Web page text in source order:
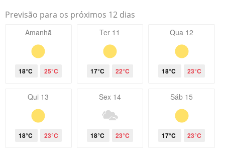
Previsão para os próximos 12 dias
Amanhã
18°C 25°C
Ter 11
17°C 22°C
Qua 12
18°C 23°C
Qui 13
18°C 23°C
Sex 14
18°C 23°C
Sáb 15
17°C 23°C